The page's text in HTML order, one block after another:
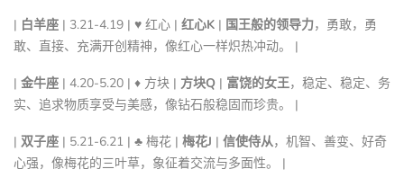
| 白羊座 | 3.21-4.19 | ♥ 红心 | 红心K | 国王般的领导力，勇敢，勇
敢、直接、充满开创精神，像红心一样炽热冲动。 |
| 金牛座 | 4.20-5.20 | ♦ 方块 | 方块Q | 富饶的女王，稳定、稳定、务
实、追求物质享受与美感，像钻石般稳固而珍贵。 |
| 双子座 | 5.21-6.21 | ♣ 梅花 | 梅花J | 信使侍从，机智、善变、好奇
心强，像梅花的三叶草，象征着交流与多面性。 |